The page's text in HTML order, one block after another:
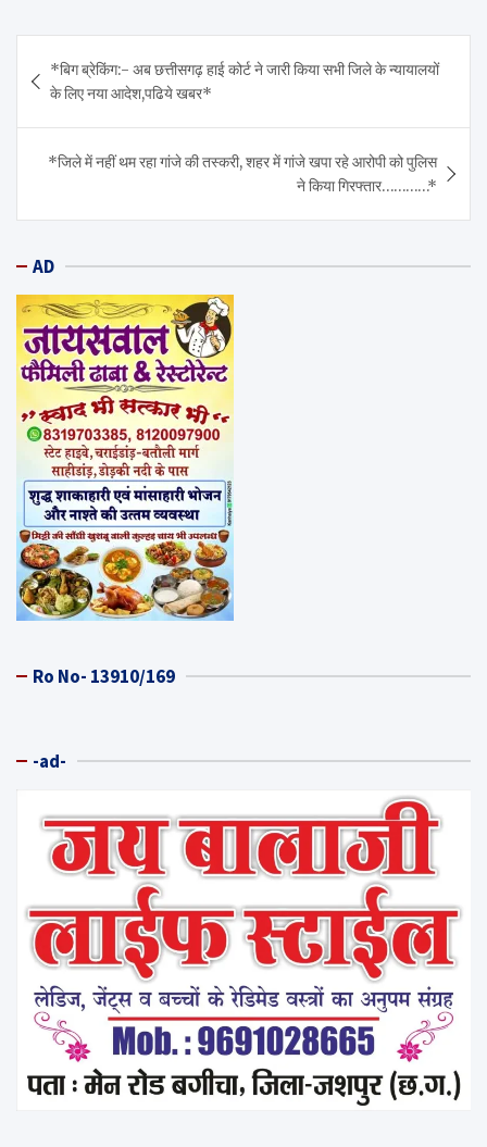
navigation
*बिग ब्रेकिंग:- अब छत्तीसगढ़ हाई कोर्ट ने जारी किया सभी जिले के न्यायालयों
के लिए नया आदेश,पढिये खबर*
*जिले में नहीं थम रहा गांजे की तस्करी, शहर में गांजे खपा रहे आरोपी को पुलिस
ने किया गिरफ्तार…………*
AD
Ro No- 13910/169
-ad-